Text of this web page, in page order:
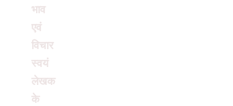
भाव
एवं
विचार
स्वयं
लेखक
के